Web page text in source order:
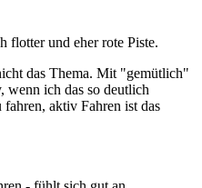
flotter und eher rote Piste.
das Thema. Mit "gemütlich"
wenn ich das so deutlich
aktiv Fahren ist das